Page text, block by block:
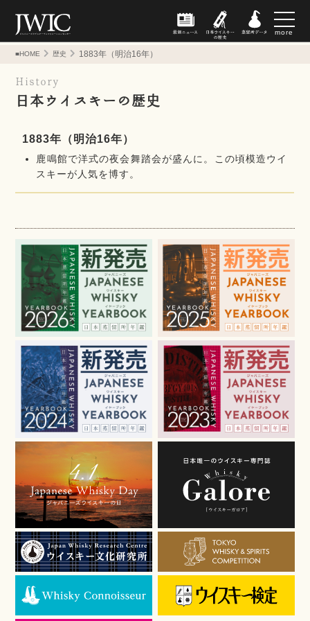
more
■HOME 歴史 1883年（明治16年）
History
日本ウイスキーの歴史
1883年（明治16年）
鹿鳴館で洋式の夜会舞踏会が盛んに。この頃模造ウイ
スキーが人気を博す。